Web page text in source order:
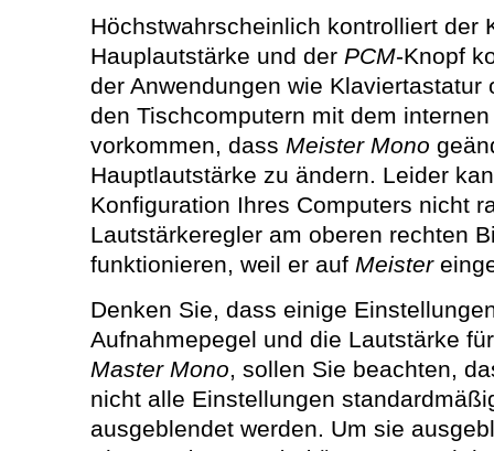
Höchstwahrscheinlich kontrolliert der
Hauplautstärke und der PCM-Knopf
der Anwendungen wie Klaviertastatur
den Tischcomputern mit dem
vorkommen, dass Meister Mono
Hauptlautstärke zu ändern. Leider
Konfiguration Ihres Computers nicht
Lautstärkeregler am oberen rechten
funktionieren, weil er auf Meister
Denken Sie, dass einige
Aufnahmepegel und die Lautstärke
Master Mono, sollen Sie beachten,
nicht alle Einstellungen
ausgeblendet werden. Um sie